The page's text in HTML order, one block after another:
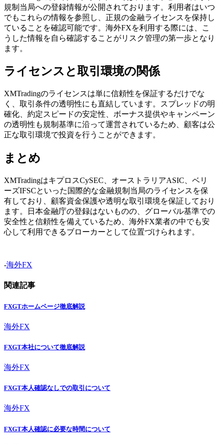
規制当局への登録情報が公開されております。利用者はいつ
でもこれらの情報を参照し、正規の金融ライセンスを保持し
ていることを確認可能です。海外FXを利用する際には、こ
うした情報を自ら確認することがリスク管理の第一歩となり
ます。
ライセンスと取引環境の関係
XMTradingのライセンスは単に信頼性を保証するだけでな
く、取引条件の透明性にも直結しています。スプレッドの明
確化、約定スピードの安定性、ボーナス提供やキャンペーン
の透明性も規制基準に沿って運営されているため、顧客は公
正な取引環境で投資を行うことができます。
まとめ
XMTradingはキプロスCySEC、オーストラリアASIC、ベリ
ーズIFSCといった国際的な金融規制当局のライセンスを保
有しており、顧客資金保護や透明な取引環境を保証しており
ます。日本金融庁の登録はないものの、グローバル基準での
安全性と信頼性を備えているため、海外FX業者の中でも安
心して利用できるブローカーとして位置づけられます。
-海外FX
関連記事
FXGTホームページ徹底解説
海外FX
FXGT本社について徹底解説
海外FX
FXGT本人確認なしでの取引について
海外FX
FXGT本人確認に必要な時間について